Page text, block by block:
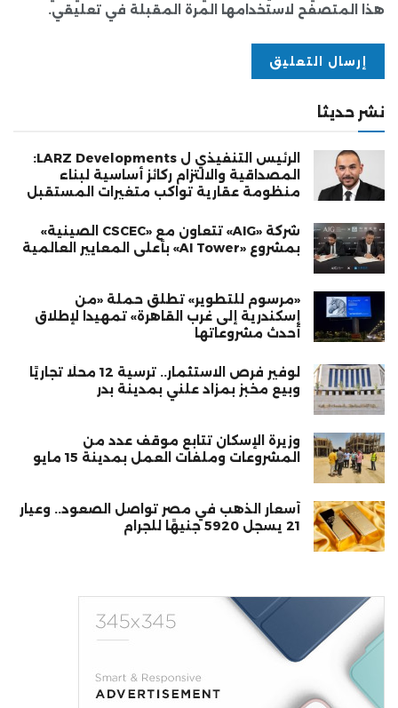
هذا المتصفح لاستخدامها المرة المقبلة في تعليقي.
نشر حديثا
الرئيس التنفيذي ل LARZ Developments:
المصداقية والالتزام ركائز أساسية لبناء
منظومة عقارية تواكب متغيرات المستقبل
شركة «AIG» تتعاون مع «CSCEC الصينية»
بمشروع «AI Tower» بأعلى المعايير العالمية
«مرسوم للتطوير» تطلق حملة «من
إسكندرية إلى غرب القاهرة» تمهيدا لإطلاق
أحدث مشروعاتها
لوفير فرص الاستثمار.. ترسية 12 محلًا تجاريًا
وبيع مخبز بمزاد علني بمدينة بدر
وزيرة الإسكان تتابع موقف عدد من
المشروعات وملفات العمل بمدينة 15 مايو
أسعار الذهب في مصر تواصل الصعود.. وعيار
21 يسجل 5920 جنيهًا للجرام